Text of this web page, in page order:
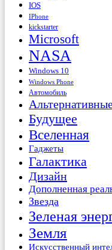
IOS
IPhone
kickstarter
Microsoft
NASA
Windows 10
Windows Phone
Автомобиль
Будущее
Вселенная
Гаджеты
Галактика
Дизайн
Дополненная
Звезда
Зеленая
Земля
Искусственный